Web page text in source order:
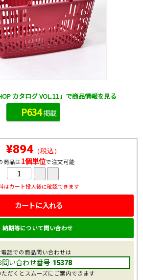
¥894（税込）
商品は1個単位で注文可能
はカート投入後に確認できます
カートに入れる
納期等について問い合わせ
電話での商品問い合わせは
問い合わせ番号 15378
ただくとスムーズにご案内できます
カタログ VOL.11」で商品情報を見る
P634掲載